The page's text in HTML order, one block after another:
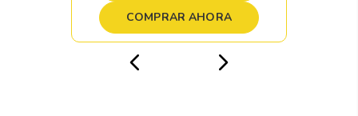
COMPRAR AHORA